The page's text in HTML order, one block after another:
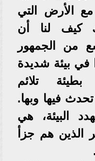
الأرض التي
كيف لنا أن
من الجمهور
في بيئة شديدة
تلائم
تحدث فيها وبها.
البيئة، هي
الذين هم جزأ